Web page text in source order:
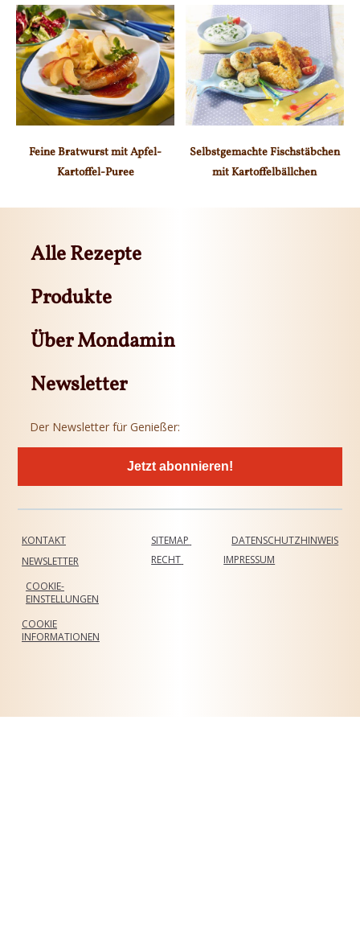
Feine Bratwurst mit Apfel-
Kartoffel-Puree
Selbstgemachte Fischstäbchen
mit Kartoffelbällchen
Alle Rezepte
Produkte
Über Mondamin
Newsletter
Der Newsletter für Genießer:
Jetzt abonnieren!
KONTAKT
SITEMAP
NEWSLETTER
DATENSCHUTZHINWEIS
COOKIE-
EINSTELLUNGEN
RECHT
COOKIE
INFORMATIONEN
IMPRESSUM